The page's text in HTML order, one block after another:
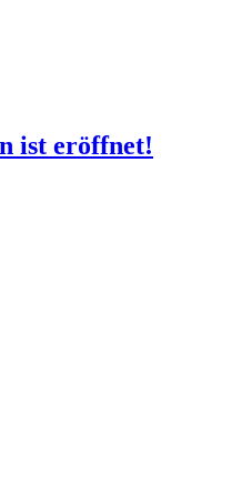
ist eröffnet!